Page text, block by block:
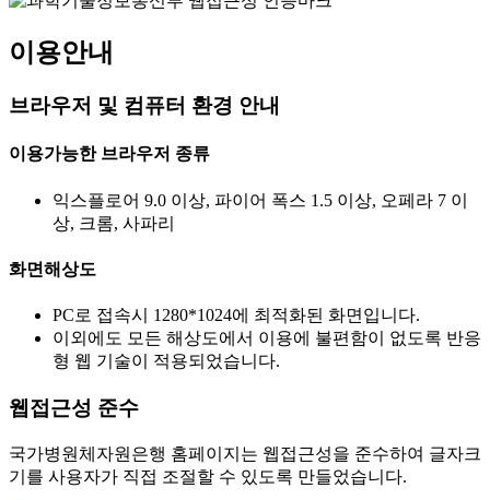
이용안내
브라우저 및 컴퓨터 환경 안내
이용가능한 브라우저 종류
익스플로어 9.0 이상, 파이어 폭스 1.5 이상, 오페라 7 이
상, 크롬, 사파리
화면해상도
PC로 접속시 1280*1024에 최적화된 화면입니다.
이외에도 모든 해상도에서 이용에 불편함이 없도록 반응
형 웹 기술이 적용되었습니다.
웹접근성 준수
국가병원체자원은행 홈페이지는 웹접근성을 준수하여 글자크
기를 사용자가 직접 조절할 수 있도록 만들었습니다.